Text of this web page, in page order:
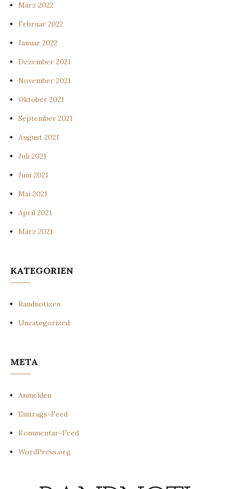
März 2022
Februar 2022
Januar 2022
Dezember 2021
November 2021
Oktober 2021
September 2021
August 2021
Juli 2021
Juni 2021
Mai 2021
April 2021
März 2021
KATEGORIEN
Randnotizen
Uncategorized
META
Anmelden
Eintrags-Feed
Kommentar-Feed
WordPress.org